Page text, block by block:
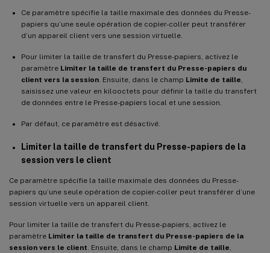
Ce paramètre spécifie la taille maximale des données du Presse-
papiers qu’une seule opération de copier-coller peut transférer
d’un appareil client vers une session virtuelle.
Pour limiter la taille de transfert du Presse-papiers, activez le
paramètre Limiter la taille de transfert du Presse-papiers du
client vers la session . Ensuite, dans le champ Limite de taille
saisissez une valeur en kilooctets pour définir la taille du transfert
de données entre le Presse-papiers local et une session.
Par défaut, ce paramètre est désactivé.
Limiter la taille de transfert du Presse-papiers de la
session vers le client
Ce paramètre spécifie la taille maximale des données du Presse-
papiers qu’une seule opération de copier-coller peut transférer d’une
session virtuelle vers un appareil client.
Pour limiter la taille de transfert du Presse-papiers, activez le
paramètre Limiter la taille de transfert du Presse-papiers de la
session vers le client . Ensuite, dans le champ Limite de taille